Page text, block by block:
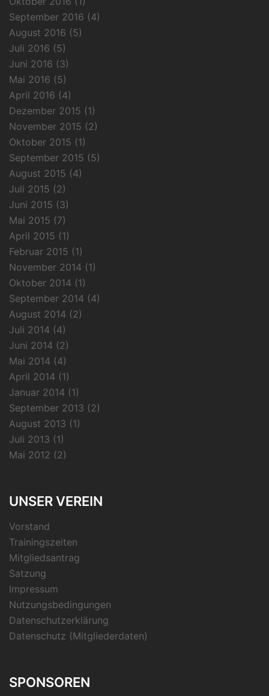
September 2016 (4)
August 2016 (5)
Juli 2016 (5)
Juni 2016 (3)
Mai 2016 (5)
April 2016 (4)
Dezember 2015 (1)
November 2015 (2)
Oktober 2015 (1)
September 2015 (5)
August 2015 (4)
Juli 2015 (2)
Juni 2015 (3)
Mai 2015 (7)
April 2015 (1)
Februar 2015 (1)
November 2014 (1)
Oktober 2014 (1)
September 2014 (4)
August 2014 (2)
Juli 2014 (4)
Juni 2014 (2)
Mai 2014 (4)
April 2014 (1)
Januar 2014 (1)
September 2013 (2)
August 2013 (1)
Juli 2013 (1)
Mai 2012 (2)
UNSER VEREIN
Vorstand
Trainingszeiten
Mitgliedsantrag
Satzung
Impressum
Nutzungsbedingungen
Datenschutzerklärung
Datenschutz (Mitgliederdaten)
SPONSOREN